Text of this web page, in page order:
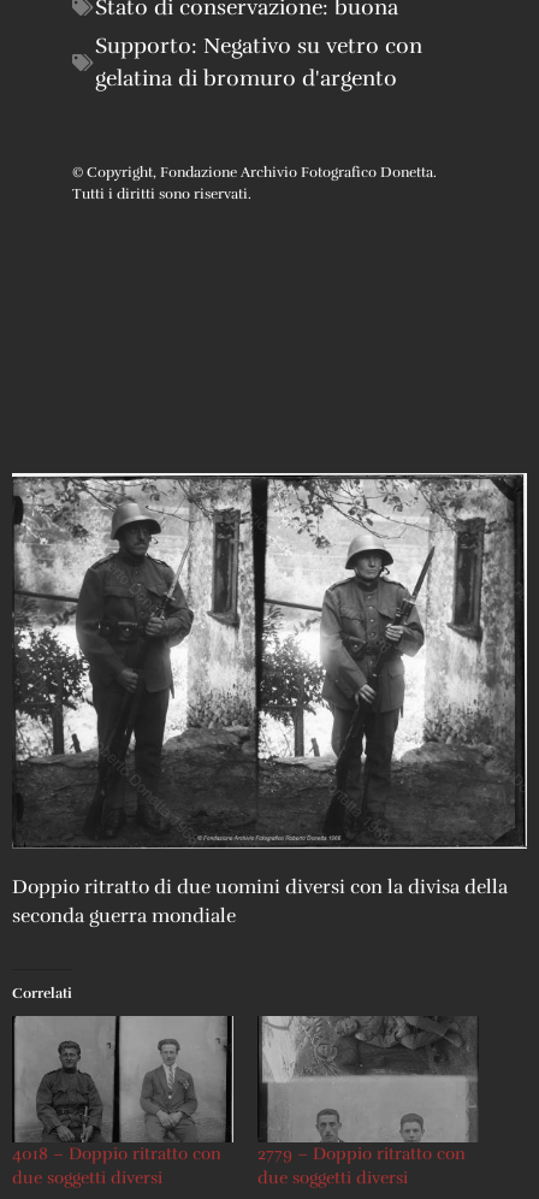
Doppio ritratto di due uomini diversi con la divisa della
seconda guerra mondiale
Correlati
4018 – Doppio ritratto con
due soggetti diversi
2779 – Doppio ritratto con
due soggetti diversi
Stato di conservazione: buona
Supporto: Negativo su vetro con
gelatina di bromuro d'argento
© Copyright, Fondazione Archivio Fotografico Donetta.
Tutti i diritti sono riservati.